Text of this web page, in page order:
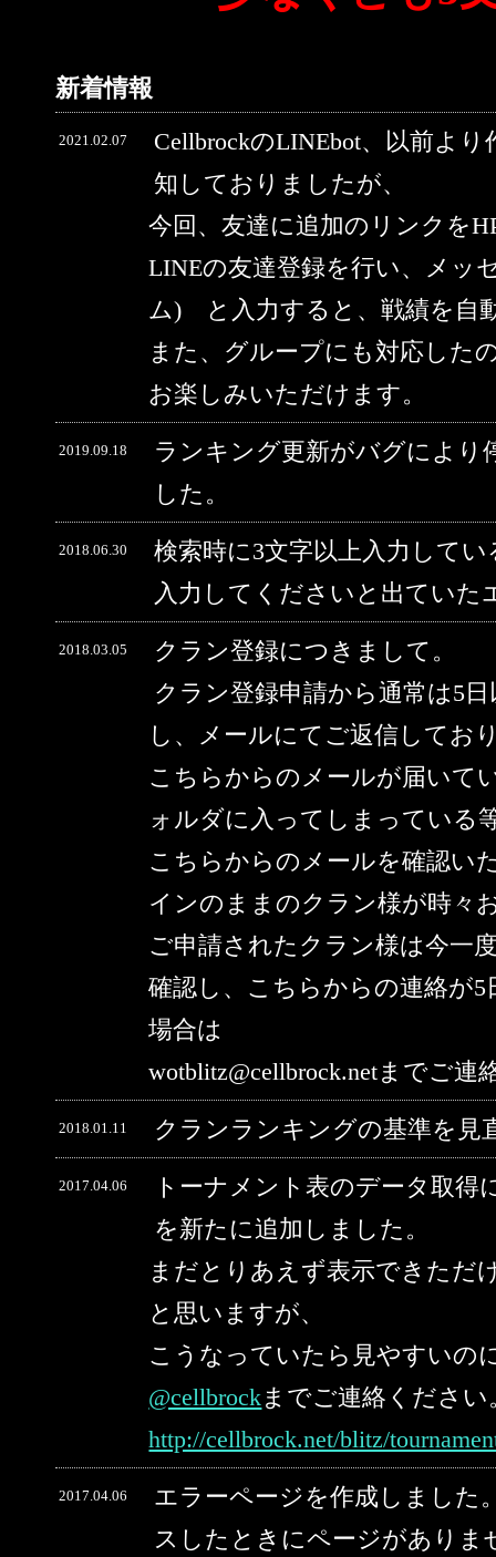
新着情報
2021.02.07
CellbrockのLINEbot、以前よ
知しておりましたが、
今回、友達に追加のリンクを
LINEの友達登録を行い、メ
ム) と入力すると、戦績を自
また、グループにも対応した
お楽しみいただけます。
2019.09.18
ランキング更新がバグにより
した。
2018.06.30
検索時に3文字以上入力して
入力してくださいと出ていた
2018.03.05
クラン登録につきまして。
クラン登録申請から通常は5
し、メールにてご返信してお
こちらからのメールが届いて
ォルダに入ってしまっている
こちらからのメールを確認い
インのままのクラン様が時々
ご申請されたクラン様は今一
確認し、こちらからの連絡が
場合は
wotblitz@cellbrock.netまでご連
2018.01.11 クランランキングの基準を見
2017.04.06
トーナメント表のデータ取
を新たに追加しました。
まだとりあえず表示できただ
と思いますが、
こうなっていたら見やすいの
@cellbrockまでご連絡ください
http://cellbrock.net/blitz/
2017.04.06
エラーページを作成しました
スしたときにページがありま